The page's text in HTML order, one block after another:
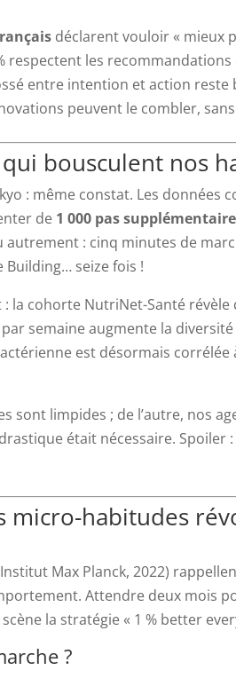
déclarent vouloir « mieux
respectent les recommandations
entre intention et action
peuvent le combler,
bousculent nos
: même constat. Les données
de 1 000 pas
autrement : cinq minutes de
Building… seize fois !
la cohorte NutriNet-Santé révèle
semaine augmente la
est désormais corrélée
sont limpides ; de l’autre, nos
était nécessaire. Spoiler :
micro-habitudes
Max Planck, 2022)
Attendre deux mois
scène la stratégie « 1 % better
?